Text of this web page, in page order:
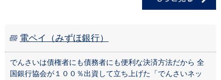
電ペイ（みずほ銀行）
でんさいは債権者にも債務者にも便利な決済方法だから 全
国銀行協会が１００％出資して立ち上げた「でんさいネッ